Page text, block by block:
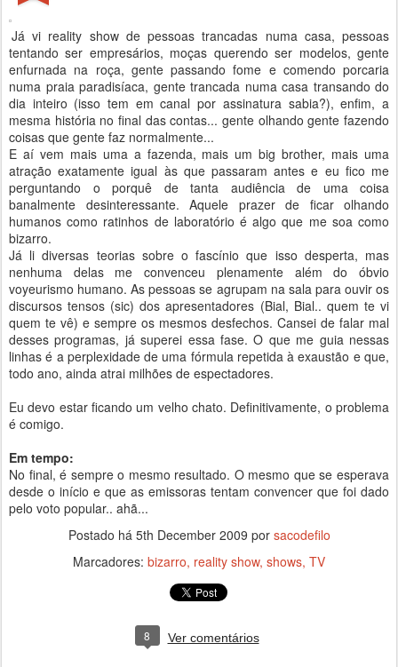
Já vi reality show de pessoas trancadas numa casa, pessoas
tentando ser empresários, moças querendo ser modelos, gente
enfurnada na roça, gente passando fome e comendo porcaria
numa praia paradisíaca, gente trancada numa casa transando do
dia inteiro (isso tem em canal por assinatura sabia?), enfim, a
mesma história no final das contas... gente olhando gente fazendo
coisas que gente faz normalmente...
E aí vem mais uma a fazenda, mais um big brother, mais uma
atração exatamente igual às que passaram antes e eu fico me
perguntando o porquê de tanta audiência de uma coisa
banalmente desinteressante. Aquele prazer de ficar olhando
humanos como ratinhos de laboratório é algo que me soa como
bizarro.
Já li diversas teorias sobre o fascínio que isso desperta, mas
nenhuma delas me convenceu plenamente além do óbvio
voyeurismo humano. As pessoas se agrupam na sala para ouvir os
discursos tensos (sic) dos apresentadores (Bial, Bial.. quem te vi
quem te vê) e sempre os mesmos desfechos. Cansei de falar mal
desses programas, já superei essa fase. O que me guia nessas
linhas é a perplexidade de uma fórmula repetida à exaustão e que,
todo ano, ainda atrai milhões de espectadores.
Eu devo estar ficando um velho chato. Definitivamente, o problema
é comigo.
Em tempo:
No final, é sempre o mesmo resultado. O mesmo que se esperava
desde o início e que as emissoras tentam convencer que foi dado
pelo voto popular.. ahã...
Postado há 5th December 2009 por sacodefilo
Marcadores: bizarro reality show shows TV
8 Ver comentários